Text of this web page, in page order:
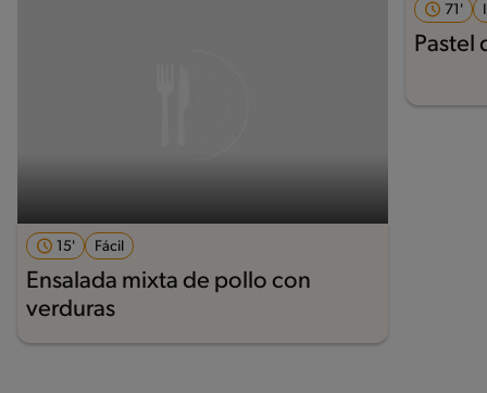
15' Fácil
Ensalada mixta de pollo con
verduras
71'
Pastel